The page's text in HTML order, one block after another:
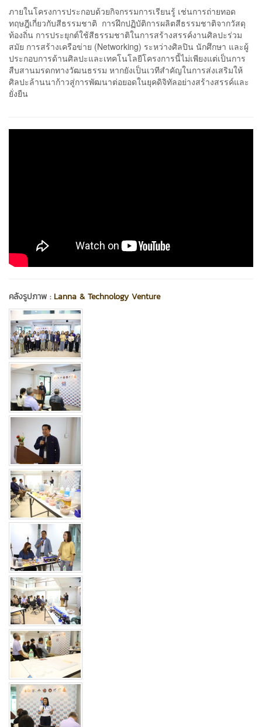
ภายในโครงการประกอบด้วยกิจกรรมการเรียนรู้ เช่นการถ่ายทอด
ทฤษฎีเกี่ยวกับสีธรรมชาติ การฝึกปฏิบัติการผลิตสีธรรมชาติจากวัสดุ
ท้องถิ่น การประยุกต์ใช้สีธรรมชาติในการสร้างสรรค์งานศิลปะร่วม
สมัย การสร้างเครือข่าย (Networking) ระหว่างศิลปิน นักศึกษา และผู้
ประกอบการด้านศิลปะและเทคโนโลยีโครงการนี้ไม่เพียงแต่เป็นการ
สืบสานมรดกทางวัฒนธรรม หากยังเป็นเวทีสำคัญในการส่งเสริมให้
ศิลปะล้านนาก้าวสู่การพัฒนาต่อยอดในยุคดิจิทัลอย่างสร้างสรรค์และ
ยั่งยืน
คลังรูปภาพ : Lanna & Technology Venture